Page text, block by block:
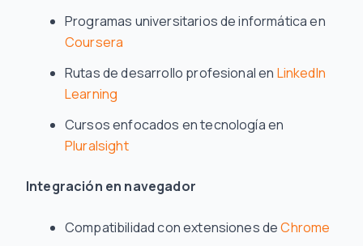
Programas universitarios de informática en
Coursera
Rutas de desarrollo profesional en LinkedIn
Learning
Cursos enfocados en tecnología en
Pluralsight
Integración en navegador
Compatibilidad con extensiones deChrome